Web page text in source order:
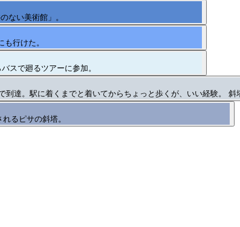
ない美術館」。
行けた。
スで廻るツアーに参加。
達。駅に着くまでと着いてからちょっと歩くが、いい経験。 斜
るピサの斜塔。